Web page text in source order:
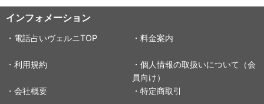
インフォメーション
・電話占いヴェルニTOP ・料金案内
・利用規約
・個人情報の取扱いについて（会
員向け）
・会社概要
・特定商取引